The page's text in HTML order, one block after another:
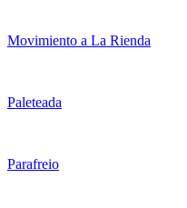
Movimiento a La Rienda
Paleteada
Parafreio